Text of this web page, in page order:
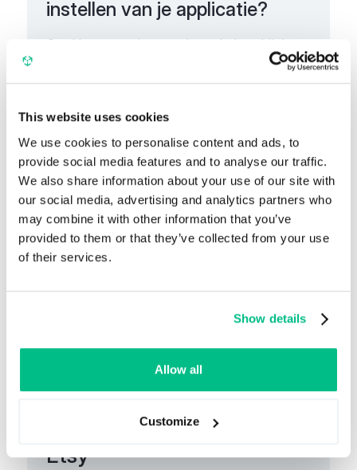
This website uses cookies
We use cookies to personalise content and ads, to
provide social media features and to analyse our traffic.
We also share information about your use of our site with
our social media, advertising and analytics partners who
may combine it with other information that you’ve
provided to them or that they’ve collected from your use
of their services.
Show details
Allow all
Customize
instellen van je applicatie?
Ons klantenserviceteam kan u helpen bij de
installatie en configuratie van de applicatie.
Schrijf ons
Geavanceerde extensies
Meer apps en
integraties
Etsy